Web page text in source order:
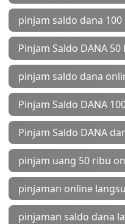
pinjam saldo dana
Pinjam Saldo DANA 50
pinjam saldo dana
Pinjam Saldo DANA
Pinjam Saldo DANA
pinjam uang 50 ribu
pinjaman online
pinjaman saldo dana